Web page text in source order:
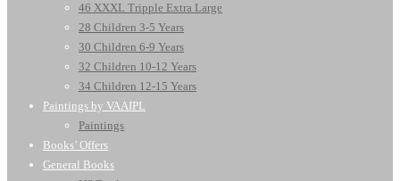
46 XXXL Tripple Extra Large
28 Children 3-5 Years
30 Children 6-9 Years
32 Children 10-12 Years
34 Children 12-15 Years
Paintings by VAAIPL
Paintings
Books’ Offers
General Books